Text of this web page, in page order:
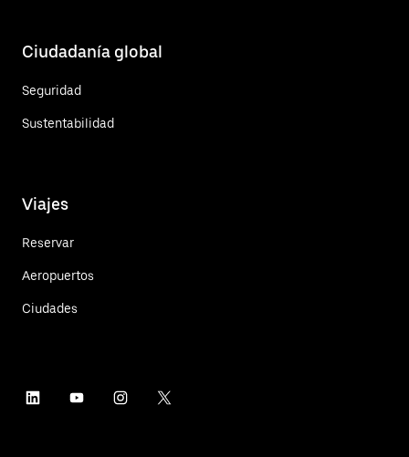
Ciudadanía global
Seguridad
Sustentabilidad
Viajes
Reservar
Aeropuertos
Ciudades